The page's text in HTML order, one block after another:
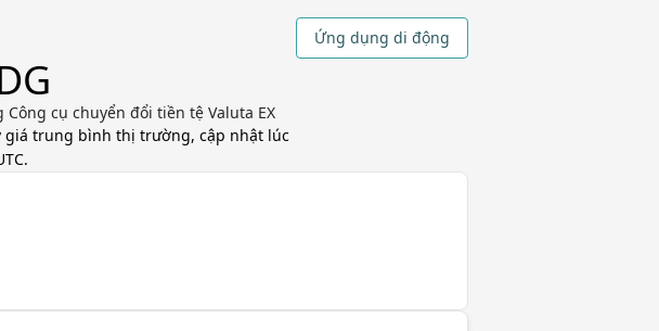
Ứng dụng di động
Công cụ chuyển đổi tiền tệ Valuta EX
trung bình thị trường, cập nhật lúc
.